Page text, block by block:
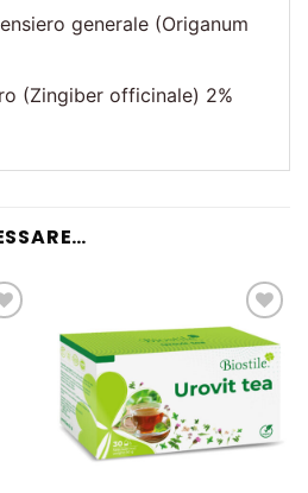
generale (Origanum
(Zingiber officinale) 2%
Lista
dei
desideri